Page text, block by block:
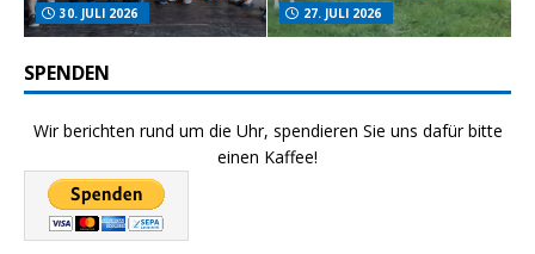
30. JULI 2026 27. JULI 2026
SPENDEN
Wir berichten rund um die Uhr, spendieren Sie uns dafür bitte
einen Kaffee!